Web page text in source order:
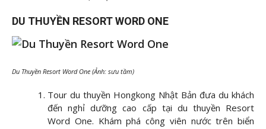
DU THUYỀN RESORT WORD ONE
Du Thuyền Resort Word One (Ảnh: sưu tầm)
Tour du thuyền Hongkong Nhật Bản đưa du khách
đến nghỉ dưỡng cao cấp tại du thuyền Resort
Word One. Khám phá công viên nước trên biển